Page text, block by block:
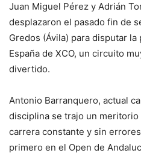
Juan Miguel Pérez y Adrián
desplazaron el pasado fin de
Gredos (Ávila) para disputar
España de XCO, un circuito
divertido.
Antonio Barranquero, actual
disciplina se trajo un
carrera constante y sin
primero en el Open de